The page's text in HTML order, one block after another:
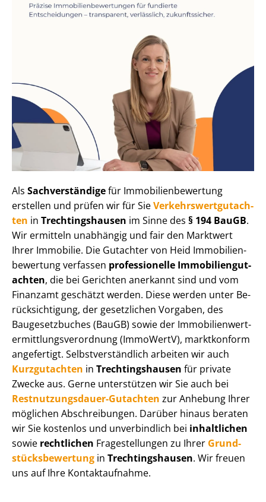
Als Sachverständigefür Im­mo­bi­li­en­be­wer­tung
erstellen und prüfen wir für SieVer­kehrs­wert­gut­ach­
ten in Trech­tin­gs­hau­sen im Sinne des § 194 BauGB.
Wir ermitteln unabhängig und fair den Marktwert
Ihrer Immobilie. Die Gutachter von Heid Im­mo­bi­li­en­
be­wer­tung verfassen professionelle Im­mo­bi­li­en­gut­
ach­ten, die bei Gerichten anerkannt sind und vom
Finanzamt geschätzt werden. Diese werden unter Be­
rück­sich­ti­gung, der gesetzlichen Vorgaben, des
Baugesetzbuches (BauGB) sowie der Im­mo­bi­li­en­wert­
ermitt­lungs­ver­ord­nung (ImmoWertV), marktkonform
angefertigt. Selbst­ver­ständ­lich arbeiten wir auch
Kurzgutachten in Trech­tin­gs­hau­sen für private
Zwecke aus. Gerne unterstützen wir Sie auch bei
Rest­nut­zungs­dau­er-Gutachten zur Anhebung Ihrer
möglichen Abschreibungen. Darüber hinaus beraten
wir Sie kostenlos und unverbindlich bei inhaltlichen
sowie rechtlichen Fragestellungen zu Ihrer Grund­
stücks­be­wer­tung in Trech­tin­gs­hau­sen. Wir freuen
uns auf Ihre Kontaktaufnahme.